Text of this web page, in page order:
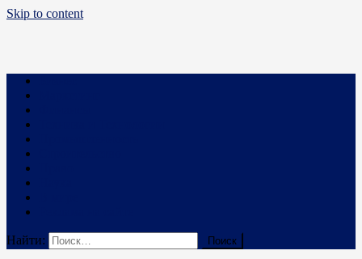
Skip to content
Business PRO
Новости про бизнес и не только
Найти: